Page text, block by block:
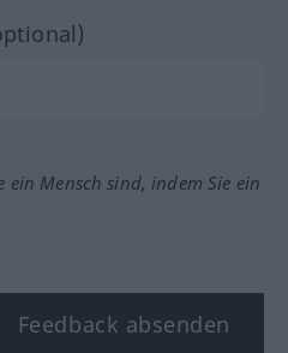
ein Mensch sind, indem Sie ein
Feedback absenden